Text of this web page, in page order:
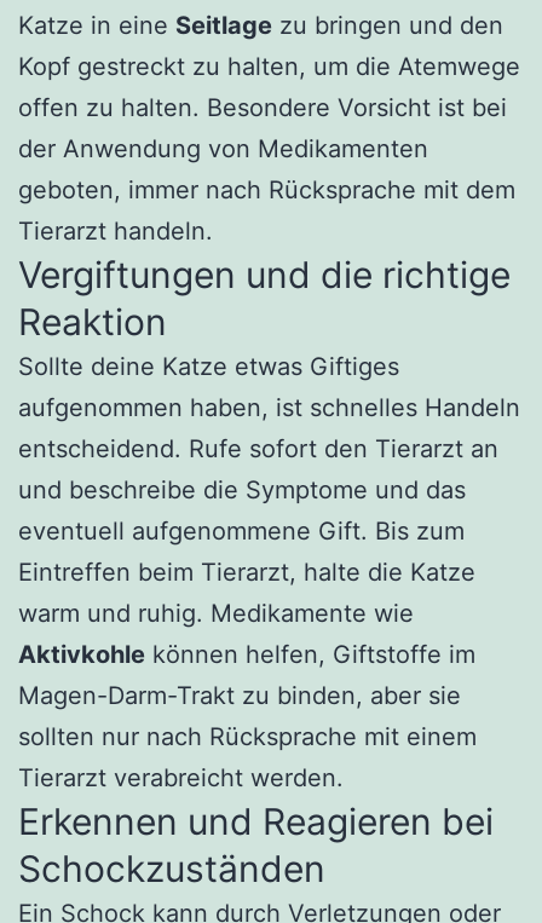
Katze in eine Seitlage zu bringen und den
Kopf gestreckt zu halten, um die Atemwege
offen zu halten. Besondere Vorsicht ist bei
der Anwendung von Medikamenten
geboten, immer nach Rücksprache mit dem
Tierarzt handeln.
Vergiftungen und die richtige
Reaktion
Sollte deine Katze etwas Giftiges
aufgenommen haben, ist schnelles Handeln
entscheidend. Rufe sofort den Tierarzt an
und beschreibe die Symptome und das
eventuell aufgenommene Gift. Bis zum
Eintreffen beim Tierarzt, halte die Katze
warm und ruhig. Medikamente wie
Aktivkohle können helfen, Giftstoffe im
Magen-Darm-Trakt zu binden, aber sie
sollten nur nach Rücksprache mit einem
Tierarzt verabreicht werden.
Erkennen und Reagieren bei
Schockzuständen
Ein Schock kann durch Verletzungen oder